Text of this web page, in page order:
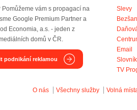
Pomůžeme vám s propagací na
Google Premium Partner a
Economia, a.s. - jeden z
domů v ČR.
podnikání reklamou
Slevy
Email
TV
O nás Všechny služby Volná